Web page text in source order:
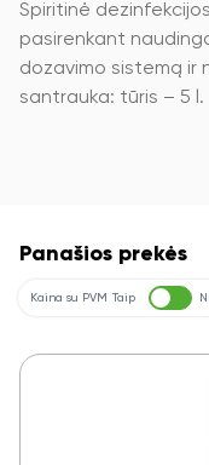
Spiritinė
pasirenkant
dozavimo sistemą ir
santrauka: tūris – 5 l.
Panašios prekės
Kaina su PVM Taip